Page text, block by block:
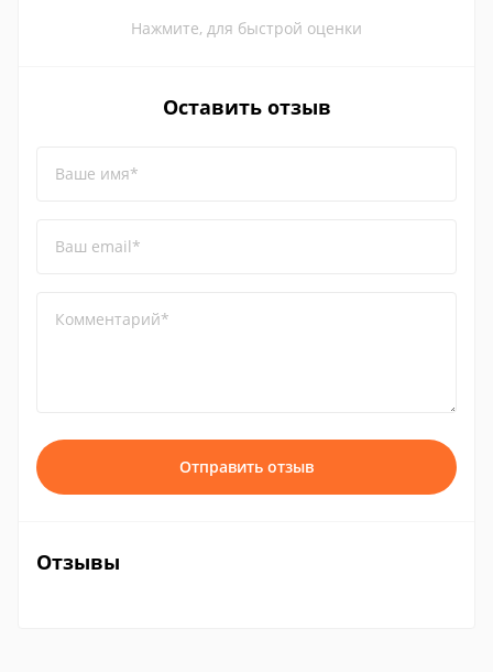
Нажмите, для быстрой оценки
Оставить отзыв
Ваше имя*
Ваш email*
Комментарий*
Отправить отзыв
Отзывы